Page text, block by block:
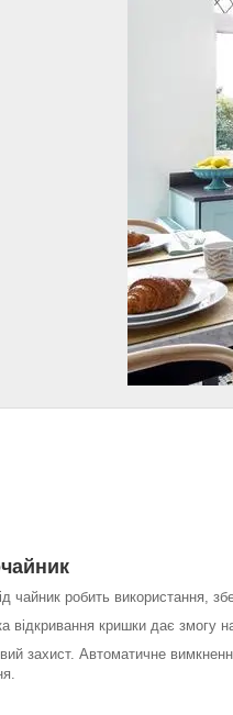
чайник робить використання,
відкривання кришки дає змогу
захист. Автоматичне